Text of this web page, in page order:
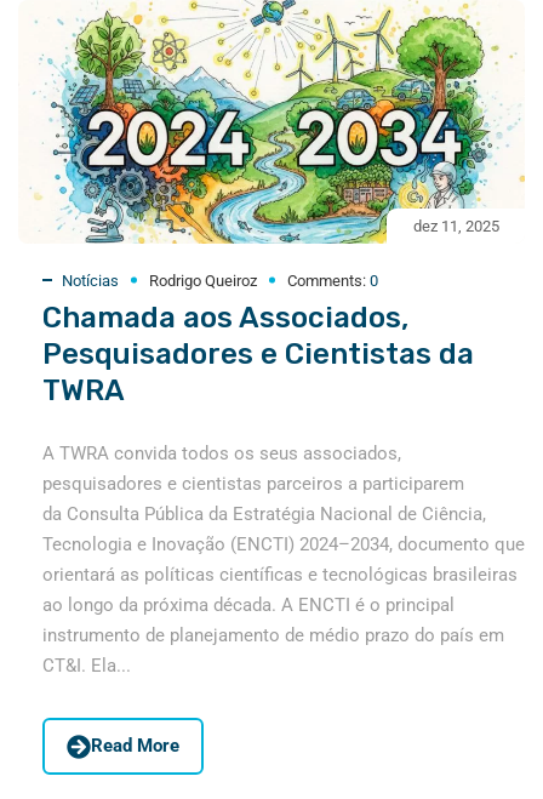
dez 11, 2025
Notícias Rodrigo Queiroz Comments: 0
Chamada aos Associados,
Pesquisadores e Cientistas da
TWRA
A TWRA convida todos os seus associados,
pesquisadores e cientistas parceiros a participarem
da Consulta Pública da Estratégia Nacional de Ciência,
Tecnologia e Inovação (ENCTI) 2024–2034, documento que
orientará as políticas científicas e tecnológicas brasileiras
ao longo da próxima década. A ENCTI é o principal
instrumento de planejamento de médio prazo do país em
CT&I. Ela...
Read More